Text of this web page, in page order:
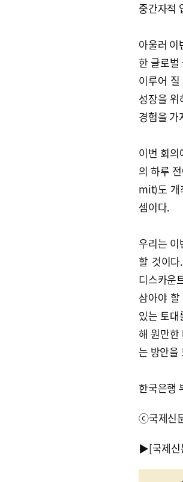
중간자적
아울러 이
한 글로벌
이루어
성장을
경험을 가
이번 회의
의 하루
mit)도 개
셈이다.
우리는 이
할 것이
디스카운
삼아야
있는 토
해 원만한
는 방안을
한국은행
ⓒ국제신
▶[국제